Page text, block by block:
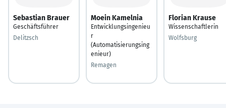
Sebastian Brauer
Geschäftsführer
Delitzsch
Moein Kamelnia
Entwicklungsingenieu
r
(Automatisierungsing
enieur)
Remagen
Florian Krause
Wissenschaftlerin
Wolfsburg